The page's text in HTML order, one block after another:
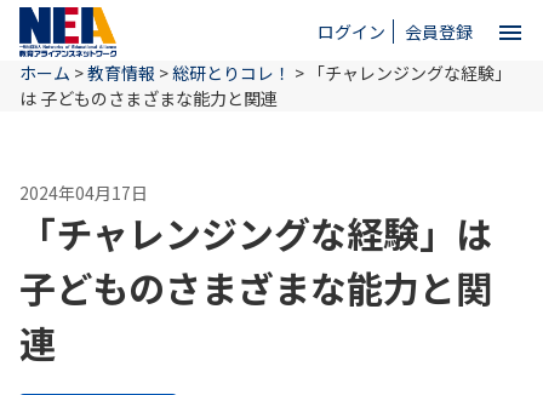
ログイン 会員登録 menu
ホーム
NEAとは
教育情報
ホーム >教育情報 >総研とりコレ！ > 「チャレンジングな経験」
は 子どものさまざまな能力と関連
2024年04月17日
「チャレンジングな経験」は
子どものさまざまな能力と関
連